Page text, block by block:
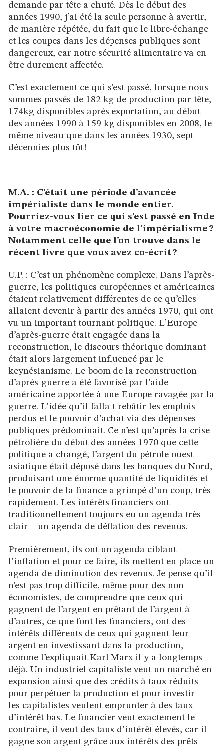
demande par tête a chuté. Dès le début des
années 1990, j’ai été la seule personne à avertir,
de manière répétée, du fait que le libre-échange
et les coupes dans les dépenses publiques sont
dangereux, car notre sécurité alimentaire va en
être durement affectée.
C’est exactement ce qui s’est passé, lorsque nous
sommes passés de 182 kg de production par tête,
174kg disponibles après exportation, au début
des années 1990 à 159 kg disponibles en 2008, le
même niveau que dans les années 1930, sept
décennies plus tôt !
M.A. : C’était une période d’avancée
impérialiste dans le monde entier.
Pourriez-vous lier ce qui s’est passé en Inde
à votre macroéconomie de l’impérialisme ?
Notamment celle que l’on trouve dans le
récent livre que vous avez co-écrit ?
U.P. : C’est un phénomène complexe. Dans l’après-
guerre, les politiques européennes et américaines
étaient relativement différentes de ce qu’elles
allaient devenir à partir des années 1970, qui ont
vu un important tournant politique. L’Europe
d’après-guerre était engagée dans la
reconstruction, le discours théorique dominant
était alors largement influencé par le
keynésianisme. Le boom de la reconstruction
d’après-guerre a été favorisé par l’aide
américaine apportée à une Europe ravagée par la
guerre. L’idée qu’il fallait rebâtir les emplois
perdus et le pouvoir d’achat via des dépenses
publiques prédominait. Ce n’est qu’après la crise
pétrolière du début des années 1970 que cette
politique a changé, l’argent du pétrole ouest-
asiatique était déposé dans les banques du Nord,
produisant une énorme quantité de liquidités et
le pouvoir de la finance a grimpé d’un coup, très
rapidement. Les intérêts financiers ont
traditionnellement toujours eu un agenda très
clair – un agenda de déflation des revenus.
Premièrement, ils ont un agenda ciblant
l’inflation et pour ce faire, ils mettent en place un
agenda de diminution des revenus. Je pense qu’il
n’est pas trop difficile, même pour des non-
économistes, de comprendre que ceux qui
gagnent de l’argent en prêtant de l’argent à
d’autres, ce que font les financiers, ont des
intérêts différents de ceux qui gagnent leur
argent en investissant dans la production,
comme l’expliquait Karl Marx il y a longtemps
déjà. Un industriel capitaliste veut un marché en
expansion ainsi que des crédits à taux réduits
pour perpétuer la production et pour investir –
les capitalistes veulent emprunter à des taux
d’intérêt bas. Le financier veut exactement le
contraire, il veut des taux d’intérêt élevés, car il
gagne son argent grâce aux intérêts des prêts